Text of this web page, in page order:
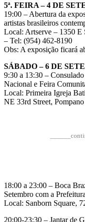
5ª. FEIRA – 4 DE
19:00 – Abertura da
artistas brasileiros
Local: Artserve – 1350
– Tel: (954) 462-8190
Obs: A exposição ficará
SÁBADO – 6 DE
9:30 a 13:30 –
Nacional e Feira
Local: Primeira Igreja
NE 33rd Street,
18:00 a 23:00 – Boca
Setembro com a
Local: Sanborn Square,
20:00-23:30 – Jantar de